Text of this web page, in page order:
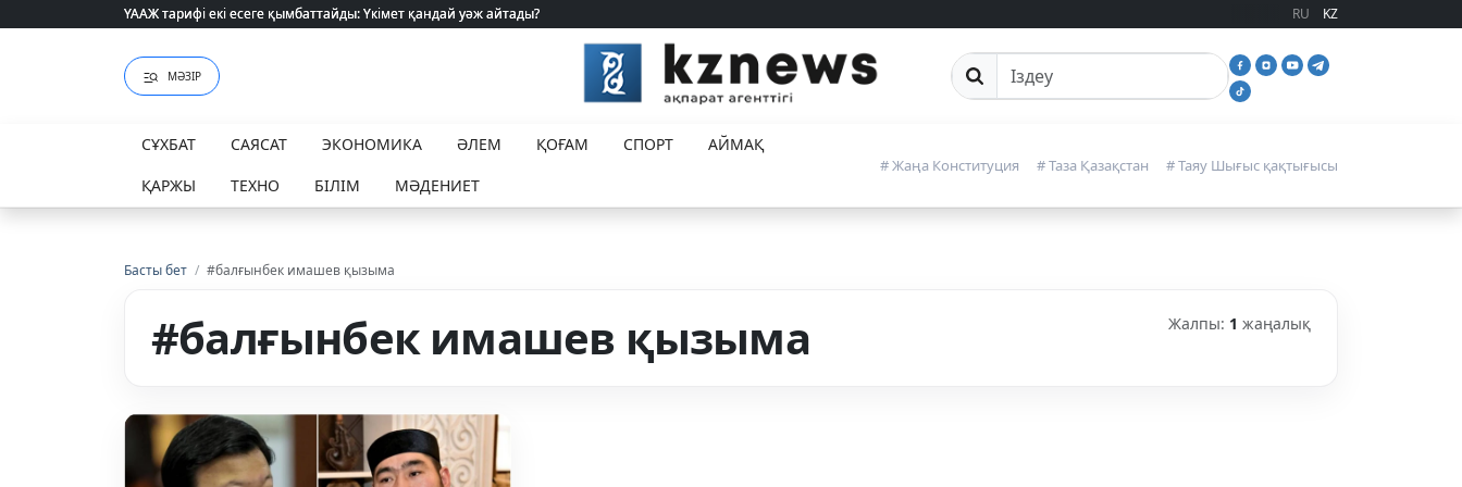
ҮААЖ тарифі екі есеге қымбаттайды: Үкімет қандай уәж айтады?
ҮААЖ тарифі екі есеге қымбаттайды: Үкімет қандай уәж айтады? RU KZ
МӘЗІР Сайттан іздеу
СҰХБАТ САЯСАТ ЭКОНОМИКА ӘЛЕМ ҚОҒАМ СПОРТ
АЙМАҚ
ҚАРЖЫ
ТЕХНО БІЛІМ МӘДЕНИЕТ
# Жаңа Конституция # Таза Қазақстан # Таяу Шығыс қақтығысы
Басты бет / #балғынбек имашев қызыма
#балғынбек имашев қызыма Жалпы: 1 жаңалық